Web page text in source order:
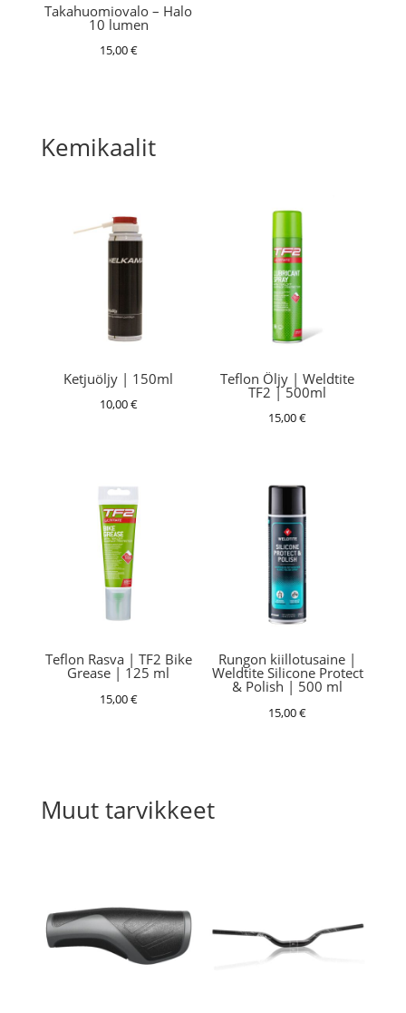
Takahuomiovalo – Halo
10 lumen
15,00€
Kemikaalit
Ketjuöljy | 150ml
10,00€
Teflon Öljy | Weldtite
TF2 | 500ml
15,00€
Teflon Rasva | TF2 Bike
Grease | 125 ml
15,00€
Rungon kiillotusaine |
Weldtite Silicone Protect
& Polish | 500 ml
15,00€
Muut tarvikkeet